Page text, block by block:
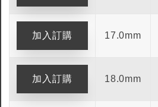
17.0mm
18.0mm